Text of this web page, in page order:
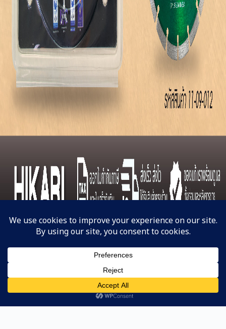
Copyright © 2023 | NAKATA-Cun Co,. Ltd.
Line